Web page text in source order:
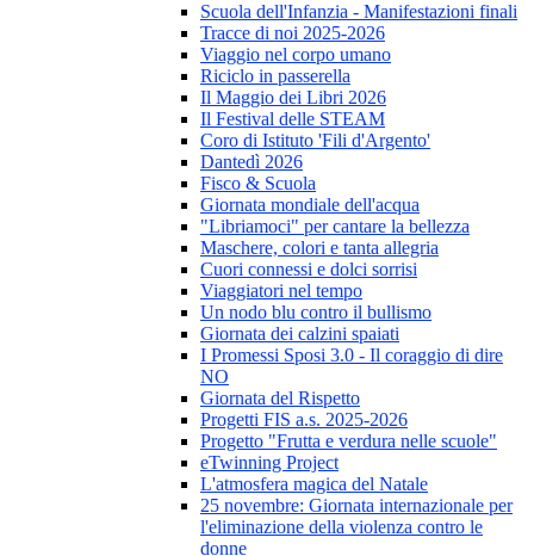
Scuola dell'Infanzia - Manifestazioni finali
Tracce di noi 2025-2026
Viaggio nel corpo umano
Riciclo in passerella
Il Maggio dei Libri 2026
Il Festival delle STEAM
Coro di Istituto 'Fili d'Argento'
Dantedì 2026
Fisco & Scuola
Giornata mondiale dell'acqua
"Libriamoci" per cantare la bellezza
Maschere, colori e tanta allegria
Cuori connessi e dolci sorrisi
Viaggiatori nel tempo
Un nodo blu contro il bullismo
Giornata dei calzini spaiati
I Promessi Sposi 3.0 - Il coraggio di dire
NO
Giornata del Rispetto
Progetti FIS a.s. 2025-2026
Progetto "Frutta e verdura nelle scuole"
eTwinning Project
L'atmosfera magica del Natale
25 novembre: Giornata internazionale per
l'eliminazione della violenza contro le
donne